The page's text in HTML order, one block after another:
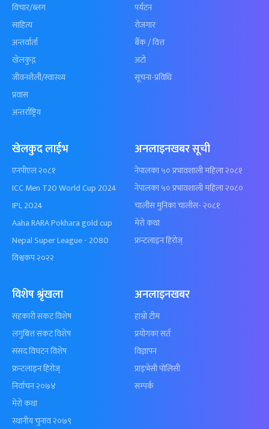
विचार/ब्लग
साहित्य
अन्तर्वार्ता
खेलकुद़़
जीवनशैली/स्वास्थ्य
प्रवास
अन्तर्राष्ट्रिय
पर्यटन
रोजगार
बैँक / वित्त
अटो
सूचना-प्रविधि
खेलकुद लाईभ
एनपीएल २०८१
ICC Men T20 World Cup 2024
IPL 2024
Aaha RARA Pokhara gold cup
Nepal Super League - 2080
विश्वकप २०२२
अनलाइनखबर सूची
नेपालका ५० प्रभावशाली महिला २०८१
नेपालका ५० प्रभावशाली महिला २०८०
चालीस मुनिका चालीस- २०८१
मेरो कथा
फ्रन्टलाइन हिरोज्
विशेष श्रृंखला
सहकारी संकट विशेष
लगुबित्त संकट विशेष
संसद विघटन विशेष
फ्रन्टलाइन हिरोज्
निर्वाचन २०७४
मेरो कथा
स्थानीय चुनाव २०७९
अनलाइनखबर
हाम्रो टीम
प्रयोगका सर्त
विज्ञापन
प्राइभेसी पोलिसी
सम्पर्क